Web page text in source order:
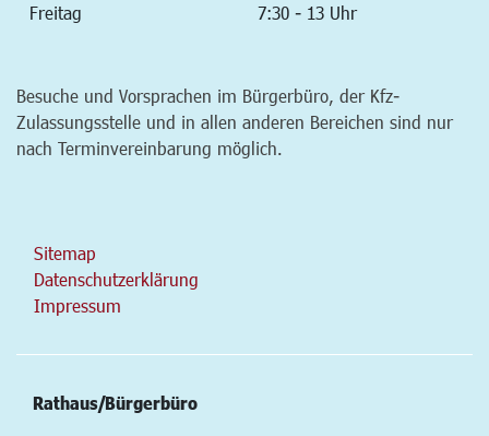
Freitag 7:30 - 13 Uhr
Besuche und Vorsprachen im Bürgerbüro, der Kfz-
Zulassungsstelle und in allen anderen Bereichen sind nur
nach Terminvereinbarung möglich.
Sitemap
Datenschutzerklärung
Impressum
Rathaus/Bürgerbüro